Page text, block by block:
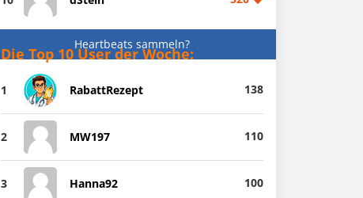
Heartbeats sammeln?
Die Top 10 User der Woche:
1 RabattRezept 138
2 MW197 110
3 Hanna92 100